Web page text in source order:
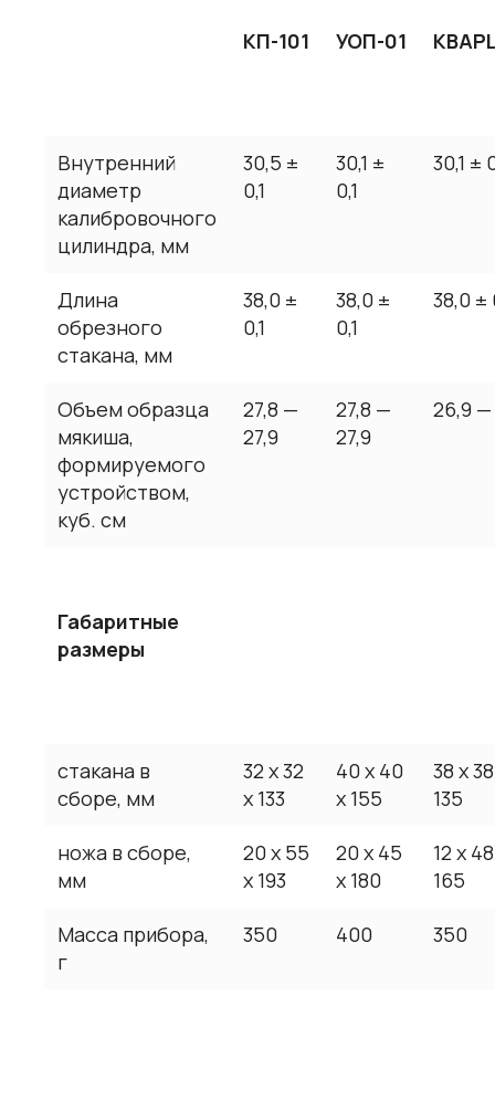
КП-101 УОП-01
Внутренний
диаметр
калибровочного
цилиндра, мм
30,5 ±
0,1
30,1 ±
0,1
30,1 ±
Длина
обрезного
стакана, мм
38,0 ±
0,1
38,0 ±
0,1
38,0 ±
Объем образца
мякиша,
формируемого
устройством,
куб. см
27,8 —
27,9
27,8 —
27,9
26,9 —
Габаритные
размеры
стакана в
сборе, мм
32 х 32
х 133
40 х 40
х 155
38 х
135
ножа в сборе,
мм
20 х 55
х 193
20 х 45
х 180
12 х
165
Масса прибора,
г
350 400 350